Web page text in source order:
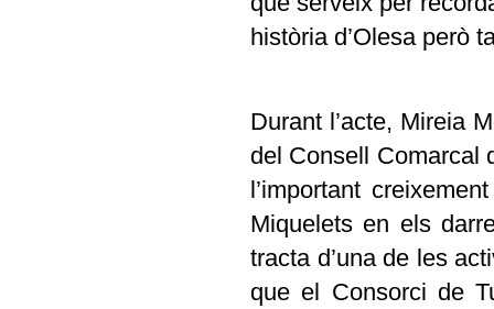
història d’Olesa però
Durant l’acte, Mireia
del Consell Comarcal
l’important
Miquelets en els
tracta d’una de les
que el Consorci de